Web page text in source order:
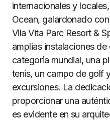
internacionales y
Ocean, galardonado
Vila Vita Parc Resort &
amplias instalaciones
categoría mundial, una
tenis, un campo de golf
excursiones. La
proporcionar una
es evidente en su